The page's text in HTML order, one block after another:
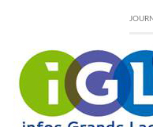
content